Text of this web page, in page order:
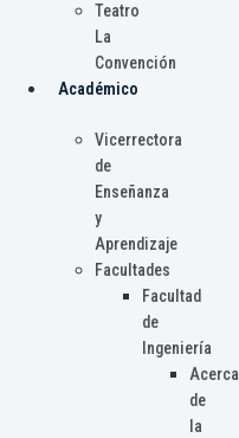
Teatro
La
Convención
Académico
Vicerrectora
de
Enseñanza
y
Aprendizaje
Facultades
Facultad
de
Ingeniería
Acerca
de
la